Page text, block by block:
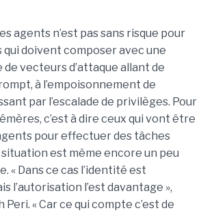
agents n’est pas sans risque pour
doivent composer avec une
vecteurs d’attaque allant de
à l’empoisonnement de
par l’escalade de privilèges. Pour
c’est à dire ceux qui vont être
pour effectuer des tâches
situation est même encore un peu
« Dans ce cas l’identité est
l’autorisation l’est davantage »,
« Car ce qui compte c’est de